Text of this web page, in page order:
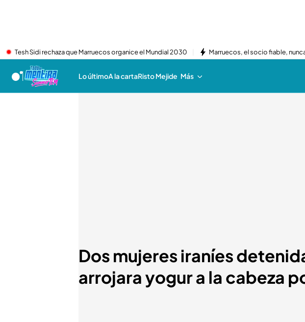
Tesh Sidi rechaza que Marruecos organice el Mundial 2030 Marruecos, el socio fiable,
Lo últimoA la cartaRisto Mejide Más
Dos mujeres iraníes
arrojara yogur a la cabeza